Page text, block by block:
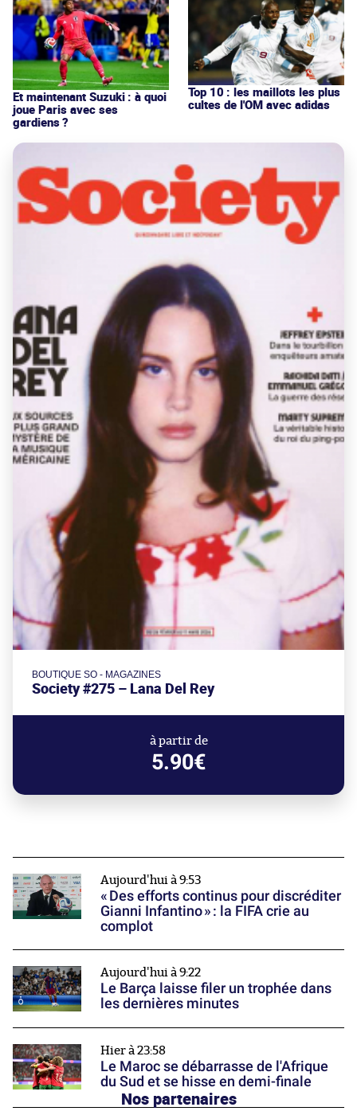
Et maintenant Suzuki : à quoi
joue Paris avec ses
gardiens ?
Top 10 : les maillots les plus
cultes de l'OM avec adidas
BOUTIQUE SO - MAGAZINES
Society #275 – Lana Del Rey
à partir de
5.90€
Aujourd'hui à 9:53
« Des efforts continus pour discréditer
Gianni Infantino » : la FIFA crie au
complot
Aujourd'hui à 9:22
Le Barça laisse filer un trophée dans
les dernières minutes
Hier à 23:58
Le Maroc se débarrasse de l'Afrique
du Sud et se hisse en demi-finale
Nos partenaires